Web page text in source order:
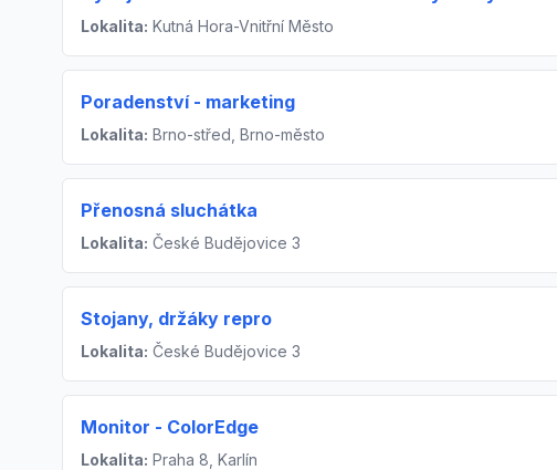
Lokalita: Kutná Hora-Vnitřní Město
Poradenství - marketing
Lokalita: Brno-střed, Brno-město
Přenosná sluchátka
Lokalita: České Budějovice 3
Stojany, držáky repro
Lokalita: České Budějovice 3
Monitor - ColorEdge
Lokalita: Praha 8, Karlín